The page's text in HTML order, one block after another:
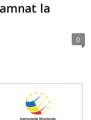
la
0